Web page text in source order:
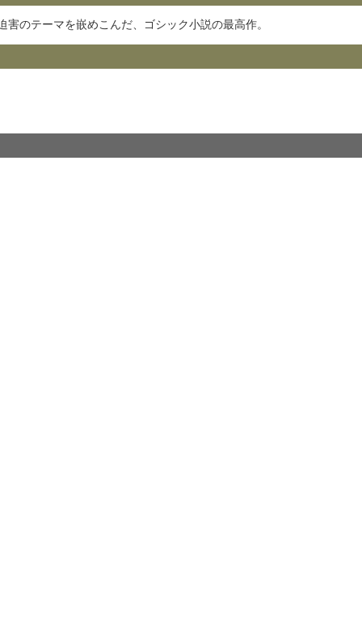
のテーマを嵌めこんだ、ゴシック小説の最高作。